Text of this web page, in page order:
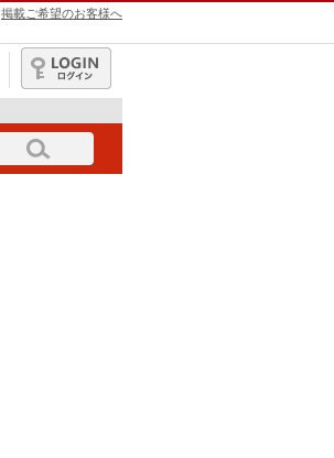
掲載ご希望のお客様へ
ログイン